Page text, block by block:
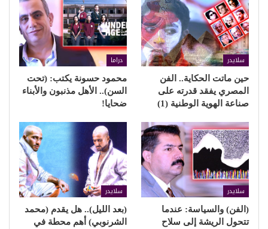
سلايدر
حين ماتت الحكاية.. الفن
المصري يفقد قدرته على
صناعة الهوية الوطنية (1)
دراما
محمود حسونة يكتب: (تحت
السن).. الأهل مذنبون والأبناء
ضحايا!
سلايدر
(الفن) والسياسة: عندما
تتحول الريشة إلى سلاح
سلايدر
(بعد الليل).. هل يقدم (محمد
الشرنوبي) أهم محطة في